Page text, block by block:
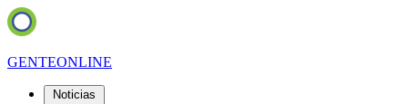
GENTEONLINE
Noticias